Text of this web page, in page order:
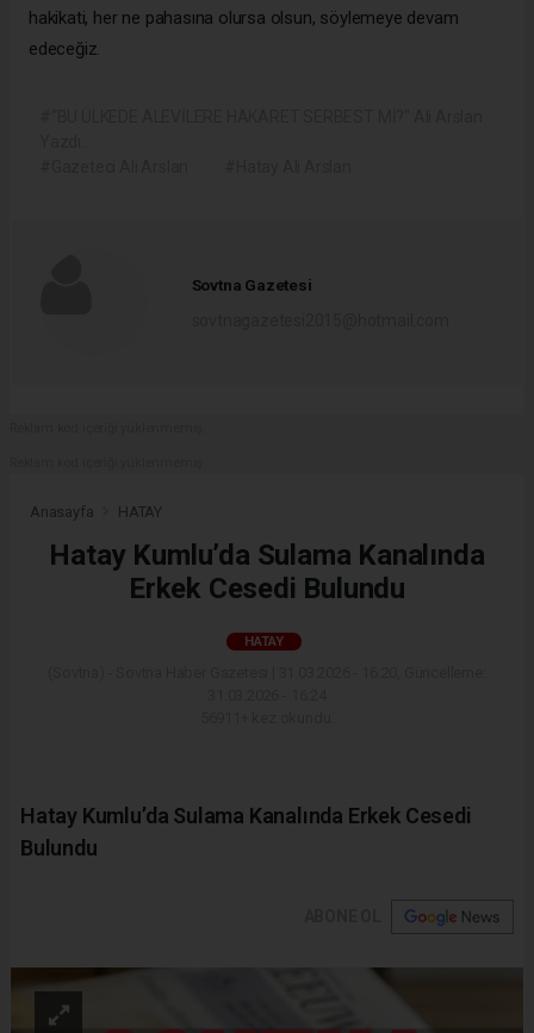
hakikati, her ne pahasına olursa olsun, söylemeye devam
edeceğiz.
Sovtna Gazetesi
Anasayfa HATAY
Hatay Kumlu’da Sulama Kanalında
Erkek Cesedi Bulundu
HATAY
Hatay Kumlu’da Sulama Kanalında Erkek Cesedi
Bulundu